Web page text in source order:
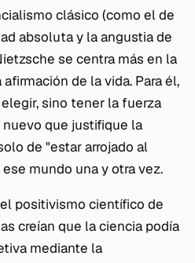
clásico (como el de
absoluta y la angustia de
se centra más en la
de la vida. Para él,
sino tener la fuerza
que justifique la
de "estar arrojado al
mundo una y otra vez.
positivismo científico de
creían que la ciencia podía
mediante la